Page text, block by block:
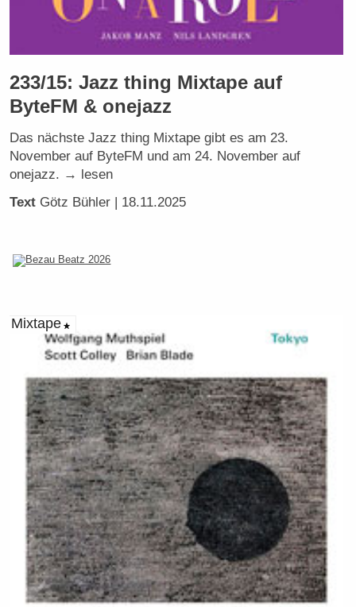
233/15: Jazz thing Mixtape auf
ByteFM & onejazz
Das nächste Jazz thing Mixtape gibt es am 23.
November auf ByteFM und am 24. November auf
onejazz. → lesen
Text Götz Bühler | 18.11.2025
Mixtape